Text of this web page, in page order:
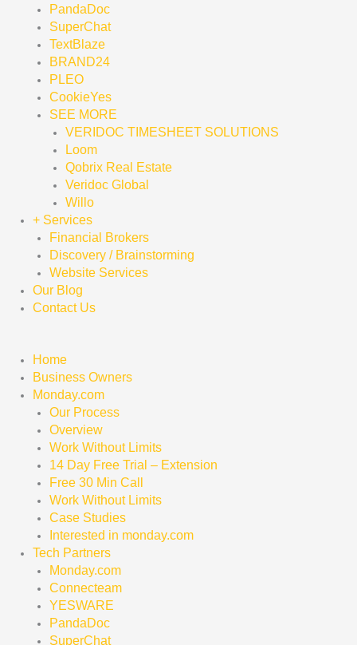
PandaDoc
SuperChat
TextBlaze
BRAND24
PLEO
CookieYes
SEE MORE
VERIDOC TIMESHEET SOLUTIONS
Loom
Qobrix Real Estate
Veridoc Global
Willo
+ Services
Financial Brokers
Discovery / Brainstorming
Website Services
Our Blog
Contact Us
Home
Business Owners
Monday.com
Our Process
Overview
Work Without Limits
14 Day Free Trial – Extension
Free 30 Min Call
Work Without Limits
Case Studies
Interested in monday.com
Tech Partners
Monday.com
Connecteam
YESWARE
PandaDoc
SuperChat